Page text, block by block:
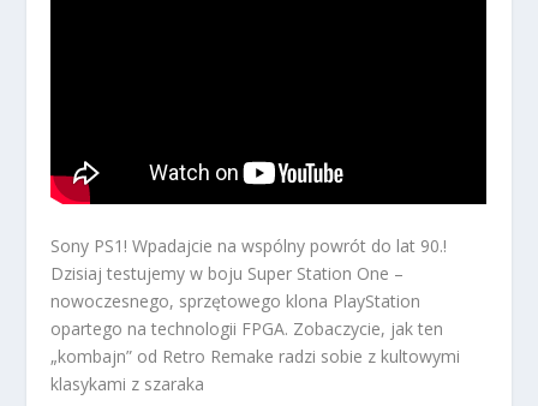
Sony PS1! Wpadajcie na wspólny powrót do lat 90.!
Dzisiaj testujemy w boju Super Station One –
nowoczesnego, sprzętowego klona PlayStation
opartego na technologii FPGA. Zobaczycie, jak ten
„kombajn” od Retro Remake radzi sobie z kultowymi
klasykami z szaraka